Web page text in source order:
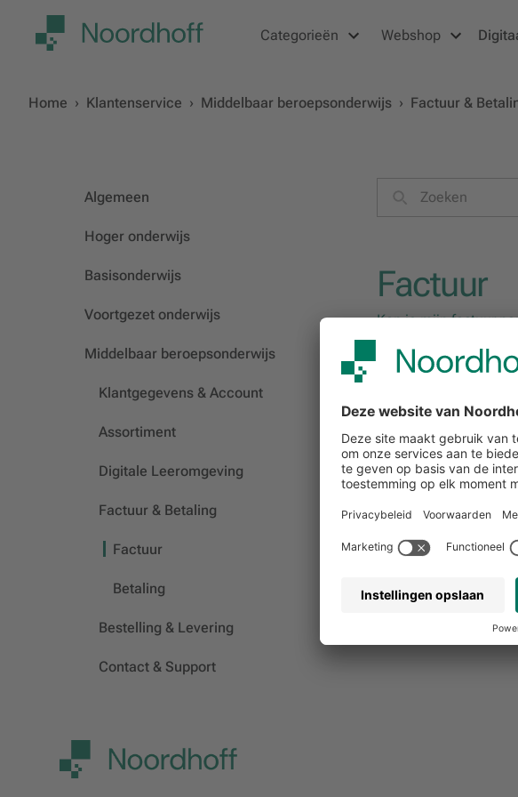
Categorieën Webshop
Home › Klantenservice › Middelbaar beroepsonderwijs › Factuur &
Algemeen
Hoger onderwijs
Basisonderwijs
Voortgezet onderwijs
Middelbaar beroepsonderwijs
Klantgegevens & Account
Assortiment
Digitale Leeromgeving
Factuur & Betaling
Factuur
Betaling
Bestelling & Levering
Contact & Support
Factuur
Kan je mijn factuur
Kan je mijn factuur
Kan ik een kopie van
Wanneer ontvang ik
Waarom krijg ik een
Kan ik de